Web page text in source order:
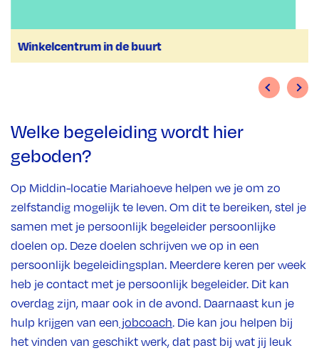
Winkelcentrum in de buurt
Welke begeleiding wordt hier
geboden?
Op Middin-locatie Mariahoeve helpen we je om zo
zelfstandig mogelijk te leven. Om dit te bereiken, stel je
samen met je persoonlijk begeleider persoonlijke
doelen op. Deze doelen schrijven we op in een
persoonlijk begeleidingsplan. Meerdere keren per week
heb je contact met je persoonlijk begeleider. Dit kan
overdag zijn, maar ook in de avond. Daarnaast kun je
hulp krijgen van een jobcoach. Die kan jou helpen bij
het vinden van geschikt werk, dat past bij wat jij leuk